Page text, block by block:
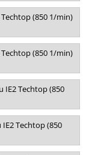
Techtop (850 1/min)
Techtop (850 1/min)
IE2 Techtop (850
IE2 Techtop (850